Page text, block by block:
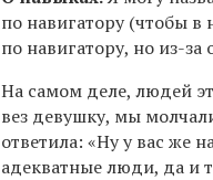
по навигатору (чтобы в
по навигатору, но из-
На самом деле, людей
вез девушку, мы
ответила: «Ну у вас же
адекватные люди, да и